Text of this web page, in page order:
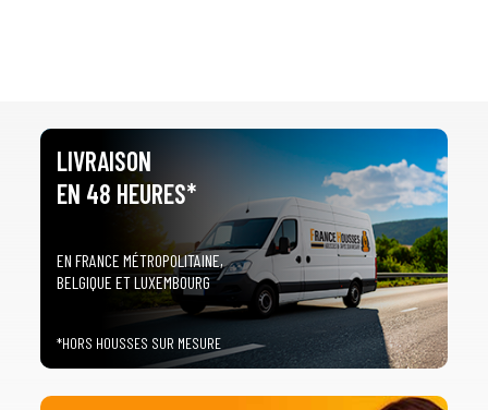
LIVRAISON
EN 48 HEURES*
EN FRANCE MÉTROPOLITAINE,
BELGIQUE ET LUXEMBOURG
*HORS HOUSSES SUR MESURE